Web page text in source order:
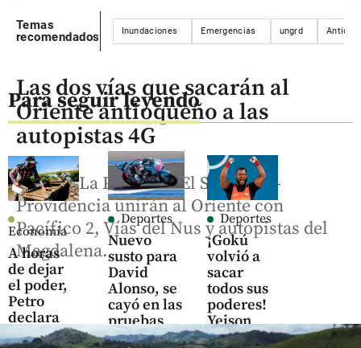
Temas
recomendados
Inundaciones Emergencias ungrd
Para seguir leyendo
Economía
A horas
de dejar
el poder,
Petro
declara
intocable
Deportes
Nuevo
susto para
David
Alonso, se
cayó en las
pruebas
libres de
Deportes
¡Gokú
volvió a
sacar
todos sus
poderes!
Yeison
López
Las dos vías que sacarán al
Oriente antioqueño a las
autopistas 4G
La Ceja-La Pintada y El Santuario-
Providencia unirán al Oriente con
Pacífico 2, Vías del Nus y autopistas del
Magdalena.